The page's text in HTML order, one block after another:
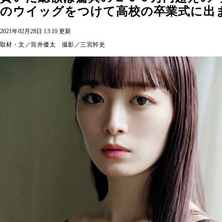
のウイッグをつけて高校の卒業式に出
2021年02月28日 13:10 更新
取材・文／筒井優太 撮影／三宮幹史